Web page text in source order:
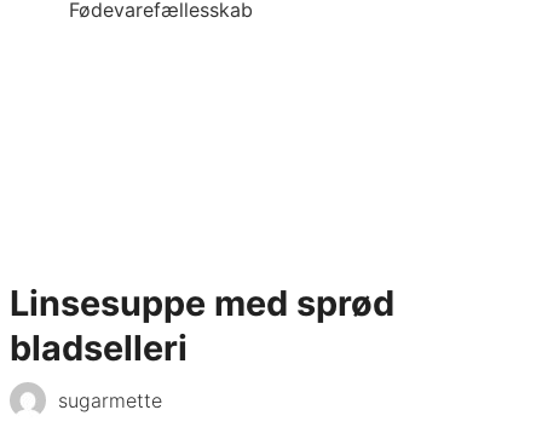
Linsesuppe med sprød
bladselleri
sugarmette